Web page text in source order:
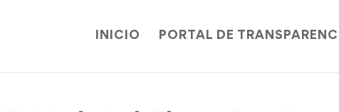
INICIO PORTAL DE